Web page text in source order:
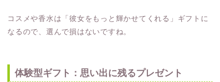
コスメや香水は「彼女をもっと輝かせてくれる」ギフトに
なるので、選んで損はないですね。
体験型ギフト：思い出に残るプレゼント